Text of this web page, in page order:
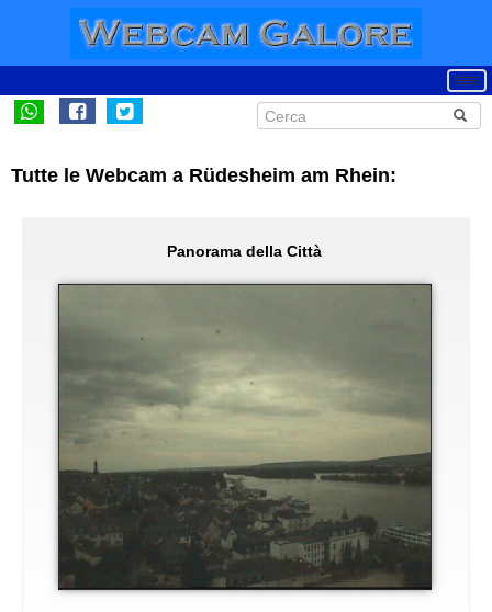
Tutte le Webcam a Rüdesheim am Rhein:
Panorama della Città